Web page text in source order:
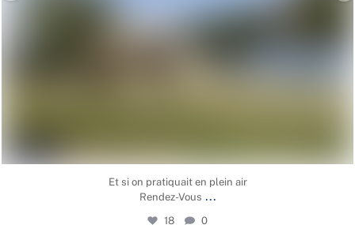
Et si on pratiquait en plein air
Rendez-Vous ...
18 0